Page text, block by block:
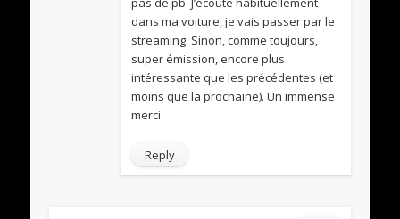
dans ma voiture, je vais passer par le
streaming. Sinon, comme toujours,
super émission, encore plus
intéressante que les précédentes (et
moins que la prochaine). Un immense
merci.
Reply